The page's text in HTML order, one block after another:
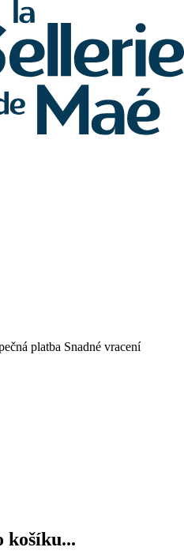
platba Snadné vracení
košíku...